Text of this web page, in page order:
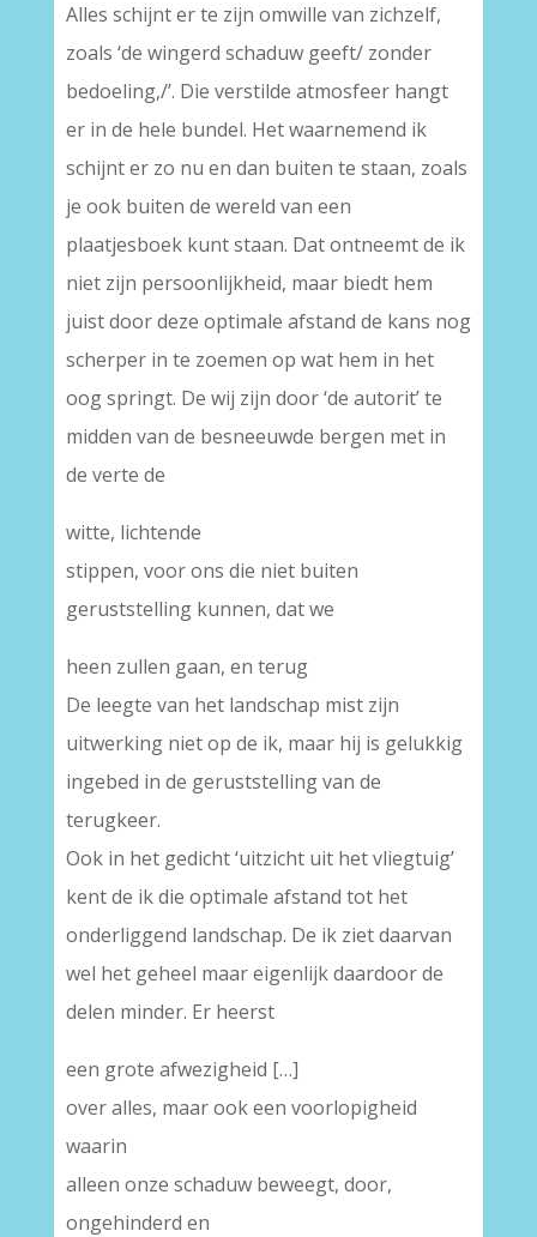
Alles schijnt er te zijn omwille van zichzelf,
zoals ‘de wingerd schaduw geeft/ zonder
bedoeling,/’. Die verstilde atmosfeer hangt
er in de hele bundel. Het waarnemend ik
schijnt er zo nu en dan buiten te staan, zoals
je ook buiten de wereld van een
plaatjesboek kunt staan. Dat ontneemt de ik
niet zijn persoonlijkheid, maar biedt hem
juist door deze optimale afstand de kans nog
scherper in te zoemen op wat hem in het
oog springt. De wij zijn door ‘de autorit’ te
midden van de besneeuwde bergen met in
de verte de
witte, lichtende
stippen, voor ons die niet buiten
geruststelling kunnen, dat we
heen zullen gaan, en terug
De leegte van het landschap mist zijn
uitwerking niet op de ik, maar hij is gelukkig
ingebed in de geruststelling van de
terugkeer.
Ook in het gedicht ‘uitzicht uit het vliegtuig’
kent de ik die optimale afstand tot het
onderliggend landschap. De ik ziet daarvan
wel het geheel maar eigenlijk daardoor de
delen minder. Er heerst
een grote afwezigheid […]
over alles, maar ook een voorlopigheid
waarin
alleen onze schaduw beweegt, door,
ongehinderd en